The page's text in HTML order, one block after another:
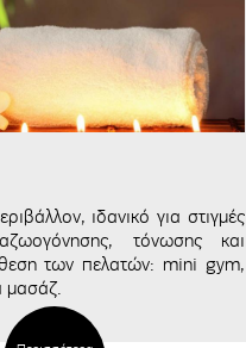
ιδανικό για στιγμές
τόνωσης και
των πελατών: mini gym,
μασάζ.